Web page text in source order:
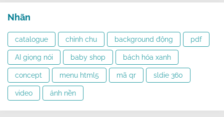
Nhãn
catalogue chỉnh chu background động pdf
AI giọng nói baby shop bách hóa xanh
concept menu html5 mã qr sldie 360
video ảnh nền